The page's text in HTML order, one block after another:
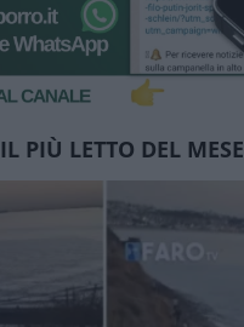
IL PIÙ LETTO DEL MESE